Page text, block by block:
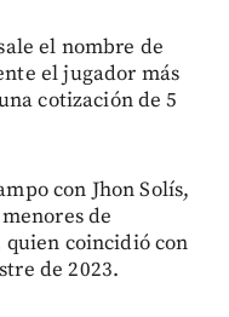
el nombre de
el jugador más
cotización de 5
con Jhon Solís,
de
quien coincidió con
de 2023.